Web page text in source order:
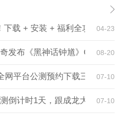
下载 + 安装 + 福利全攻略，一
04-23
发布《黑神话钟馗》CG！预
08-20
网平台公测预约下载三端同步
07-10
倒计时1天，跟成龙大哥一起
07-10